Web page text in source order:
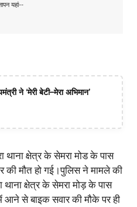
यहां--
ने ‘मेरी बेटी–मेरा अभिमान’
थाना क्षेत्र के सेमरा मोड के पास
मौत हो गई।पुलिस ने मामले की
क्षेत्र के सेमरा मोड़ के पास
आने से बाइक सवार की मौके पर ही